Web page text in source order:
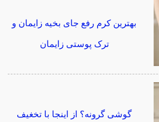
بهترین کرم رفع جای بخیه زایمان و
ترک پوستی زایمان
گوشی گرونه؟ از اینجا با تخغیف